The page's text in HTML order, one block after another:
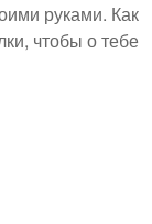
руками. Как
чтобы о тебе